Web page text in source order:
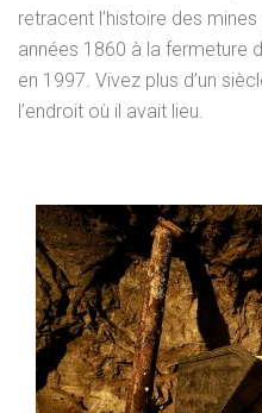
retracent l’histoire des
années 1860 à la fermeture
en 1997. Vivez plus d’un
l’endroit où il avait lieu.